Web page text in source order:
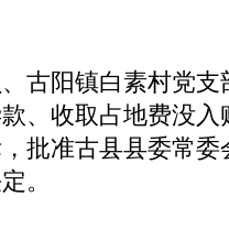
阳镇白素村党支
、收取占地费没
批准古县县委常
。